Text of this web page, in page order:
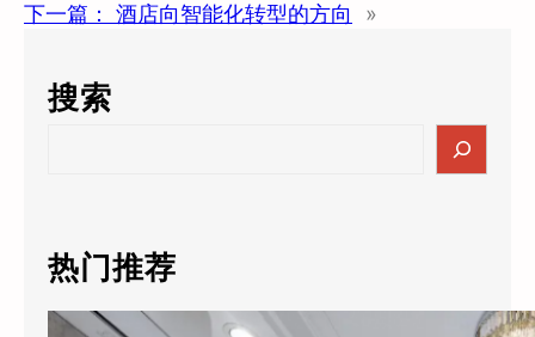
下一篇：
酒店向智能化转型的方向 »
搜索
c
h
热门推荐